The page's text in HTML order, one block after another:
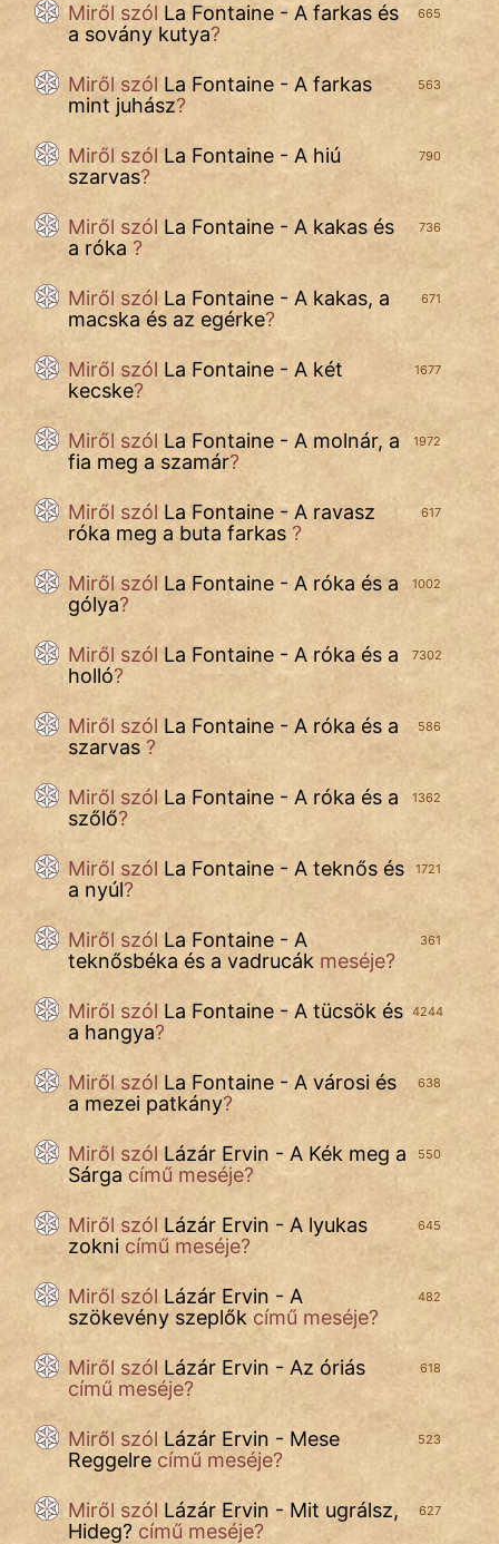
665
Miről szól La Fontaine - A farkas és
a sovány kutya?
563
Miről szól La Fontaine - A farkas
mint juhász?
790
Miről szól La Fontaine - A hiú
szarvas?
736
Miről szól La Fontaine - A kakas és
a róka ?
671
Miről szól La Fontaine - A kakas, a
macska és az egérke?
1677
Miről szól La Fontaine - A két
kecske?
1972
Miről szól La Fontaine - A molnár, a
fia meg a szamár?
617
Miről szól La Fontaine - A ravasz
róka meg a buta farkas ?
1002
Miről szól La Fontaine - A róka és a
gólya?
7302
Miről szól La Fontaine - A róka és a
holló?
586
Miről szól La Fontaine - A róka és a
szarvas ?
1362
Miről szól La Fontaine - A róka és a
szőlő?
1721
Miről szól La Fontaine - A teknős és
a nyúl?
361
Miről szól La Fontaine - A
teknősbéka és a vadrucák meséje?
4244
Miről szól La Fontaine - A tücsök és
a hangya?
638
Miről szól La Fontaine - A városi és
a mezei patkány?
550
Miről szól Lázár Ervin - A Kék meg a
Sárga című meséje?
645
Miről szól Lázár Ervin - A lyukas
zokni című meséje?
482
Miről szól Lázár Ervin - A
szökevény szeplők című meséje?
618
Miről szól Lázár Ervin - Az óriás
című meséje?
523
Miről szól Lázár Ervin - Mese
Reggelre című meséje?
627
Miről szól Lázár Ervin - Mit ugrálsz,
Hideg? című meséje?